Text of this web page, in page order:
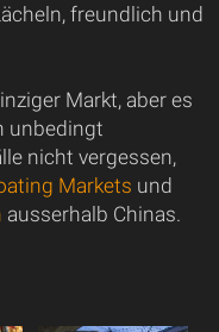
freundlich und
Markt, aber es
unbedingt
nicht vergessen,
Markets und
ausserhalb Chinas.